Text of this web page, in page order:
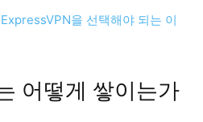
을 선택해야 되는 이
어떻게 쌓이는가